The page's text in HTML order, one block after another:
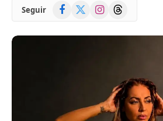
Seguir Facebook
(Twitter)
InstagramThreads